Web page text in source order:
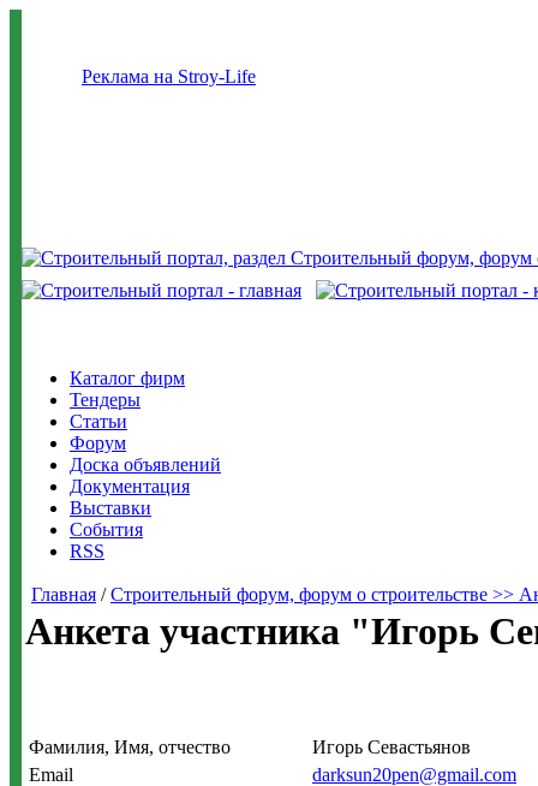
Реклама на Stroy-Life
Каталог фирм
Тендеры
Статьи
Форум
Доска объявлений
Документация
Выставки
События
RSS
Главная /Строительный форум, форум о строительстве >>
Анкета участника "Игорь
Фамилия, Имя, отчество
Игорь Севастьянов
Email
darksun20pen@gmail.com